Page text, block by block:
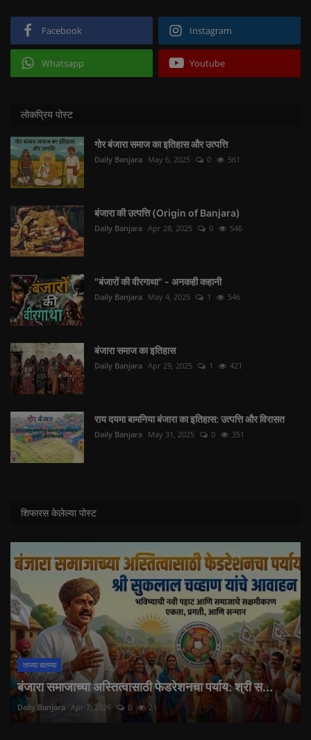
Facebook Instagram
Whatsapp Youtube
लोकप्रिय पोस्ट
गोर बंजारा समाज का इतिहास और उत्पत्ति
Daily Banjara May 6, 2025 0 561
बंजारा की उत्पत्ति (Origin of Banjara)
Daily Banjara Apr 28, 2025 0 546
"बंजारों की वीरगाथा" - अनकही कहानी
Daily Banjara May 4, 2025 1 546
बंजारा समाज का इतिहास
Daily Banjara Apr 29, 2025 1 421
राय दयमा बामनिया बंजारा का इतिहास: उत्पत्ति और विरासत
Daily Banjara May 31, 2025 0 351
शिफारस केलेल्या पोस्ट
ताज्या बातम्या
बंजारा समाजाच्या अस्तित्वासाठी फेडरेशनचा पर्याय: श्री स...
Daily Banjara Apr 7, 2026 0 21